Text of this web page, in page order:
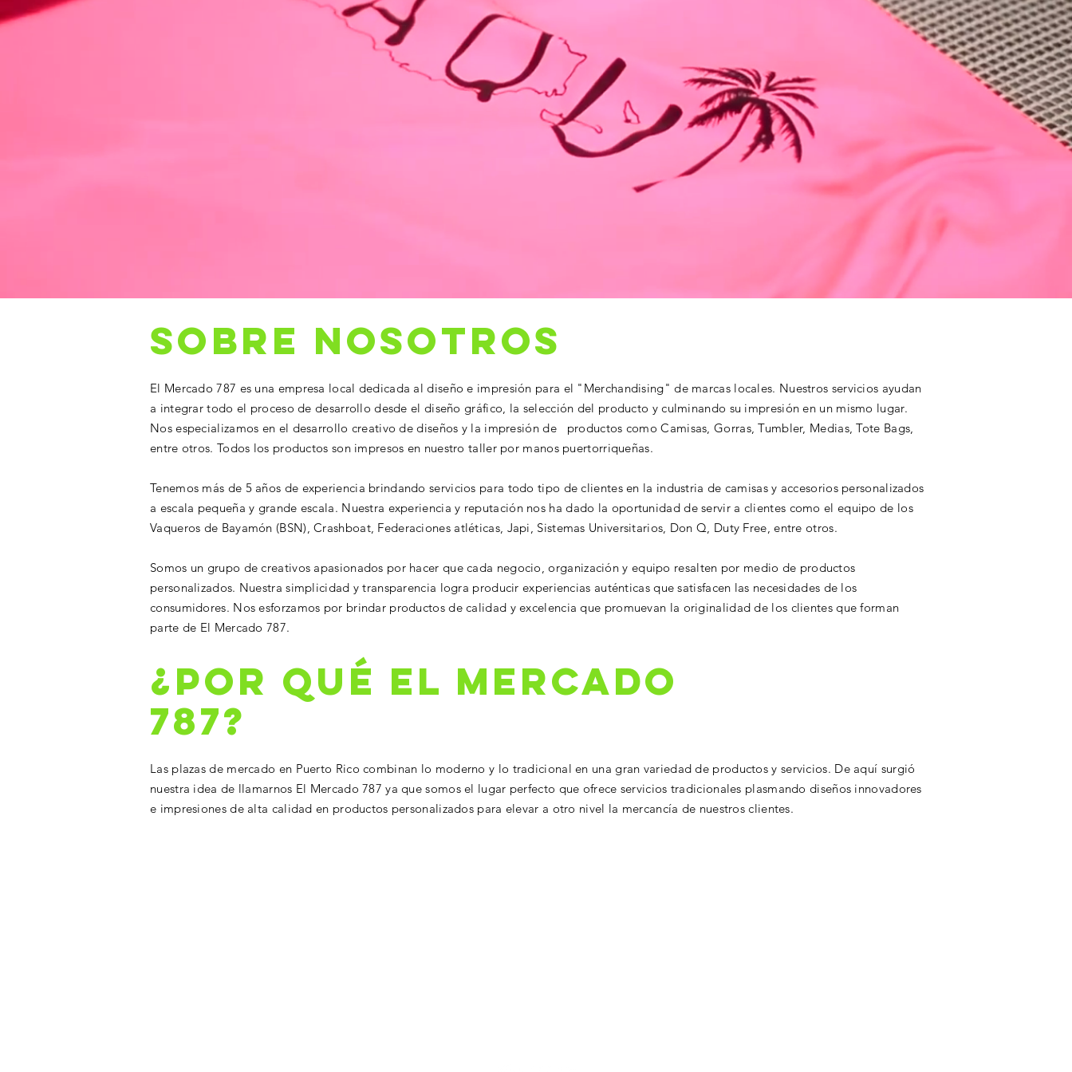
SOBRE NOSOTROS
El Mercado 787 es una empresa local dedicada al diseño e impresión para el "Merchandising" de marcas locales. Nuestros servicios ayudan
a integrar todo el proceso de desarrollo desde el diseño gráfico, la selección del producto y culminando su impresión en un mismo lugar.
Nos especializamos en el desarrollo creativo de diseños y la impresión de productos como Camisas, Gorras, Tumbler, Medias, Tote Bags,
entre otros. Todos los productos son impresos en nuestro taller por manos puertorriqueñas.
Tenemos más de 5 años de experiencia brindando servicios para todo tipo de clientes en la industria de camisas y accesorios personalizados
a escala pequeña y grande escala. Nuestra experiencia y reputaciónnos ha dado la oportunidad de servir a clientes como el equipo de los
Vaqueros de Bayamón (BSN), Crashboat, Federaciones atléticas, Japi, Sistemas Universitarios, Don Q, Duty Free, entre otros.
Somos un grupo de creativos apasionados por hacer que cada negocio,organización y equipo resalten por medio de productos
personalizados. Nuestra simplicidad y transparencia logra producir experiencias auténticas que satisfacen las necesidades de los
consumidores. Nos esforzamos por brindar productos de calidad y excelencia que promuevan la originalidad de los clientes que forman
parte de El Mercado 787.
¿POR QUÉ EL MERCADO
787?
Las plazas de mercado en Puerto Rico combinan lo moderno y lo tradicional en una gran variedad de productos y servicios. De aquí surgió
nuestra idea de llamarnos El Mercado 787 ya que somos el lugar perfecto que ofrece servicios tradicionales plasmando diseños innovadores
e impresiones de alta calidad en productos personalizados para elevar a otro nivel la mercancía de nuestros clientes.